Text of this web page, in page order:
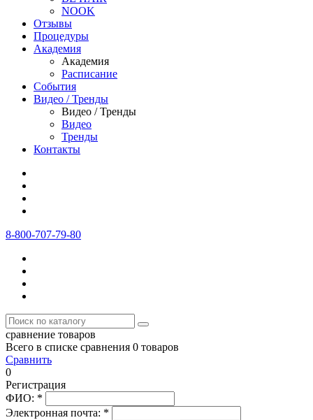
NOOK
Отзывы
Процедуры
Академия
Академия
Расписание
События
Видео / Тренды
Видео / Тренды
Видео
Тренды
Контакты
8-800-707-79-80
сравнение товаров
Всего в списке сравнения 0 товаров
Сравнить
0
Регистрация
ФИО: *
Электронная почта: *